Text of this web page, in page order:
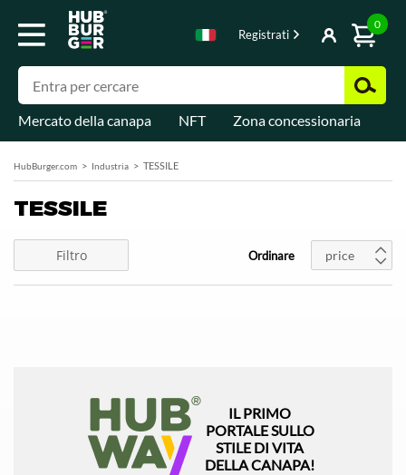
Registrati
0
Mercato della canapa NFT Zona concessionaria
HubBurger.com Industria TESSILE
TESSILE
Filtro Ordinare price
IL PRIMO
PORTALE SULLO
STILE DI VITA
DELLA CANAPA!